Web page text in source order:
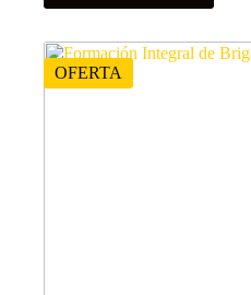
OFERTA